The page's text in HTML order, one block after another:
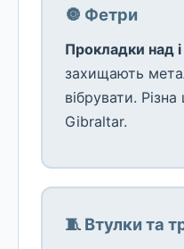
🔘 Фетри
Прокладки над
захищають
вібрувати.
Gibraltar.
🧵 Втулки та